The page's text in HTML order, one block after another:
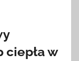
ciepła w